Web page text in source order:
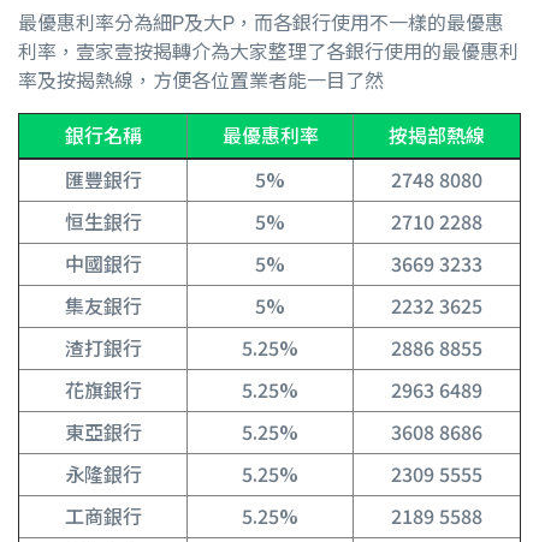
最優惠利率分為細P及大P，而各銀行使用不一樣的最優惠
利率，壹家壹按揭轉介為大家整理了各銀行使用的最優惠利
率及按揭熱線，方便各位置業者能一目了然
銀行名稱
最優惠利率
按揭部熱線
匯豐銀行
5%
2748 8080
恒生銀行
5%
2710 2288
中國銀行
5%
3669 3233
集友銀行
5%
2232 3625
渣打銀行
5.25%
2886 8855
花旗銀行
5.25%
2963 6489
東亞銀行
5.25%
3608 8686
永隆銀行
5.25%
2309 5555
工商銀行
5.25%
2189 5588